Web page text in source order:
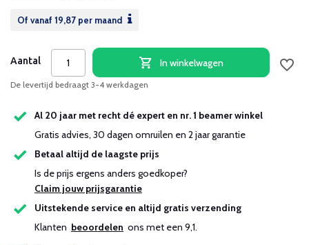
Of vanaf 19,87 per maand
Aantal In winkelwagen
De levertijd bedraagt 3-4 werkdagen
Al 20 jaar met recht dé expert en nr. 1 beamer winkel
Gratis advies, 30 dagen omruilen en 2 jaar garantie
Betaal altijd de laagste prijs
Is de prijs ergens anders goedkoper?
Claim jouw prijsgarantie
Uitstekende service en altijd gratis verzending
Klanten beoordelen ons met een 9,1.